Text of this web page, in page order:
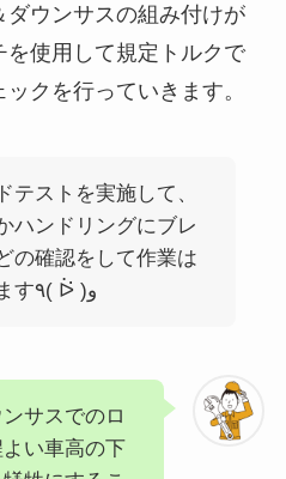
ダウンサスの組み付けが
使用して規定トルクで
クを行っていきます。
テストを実施して、
ハンドリングにブレ
の確認をして作業は
完了となります٩( ᐖ )و
サスでのロ
い車高の下